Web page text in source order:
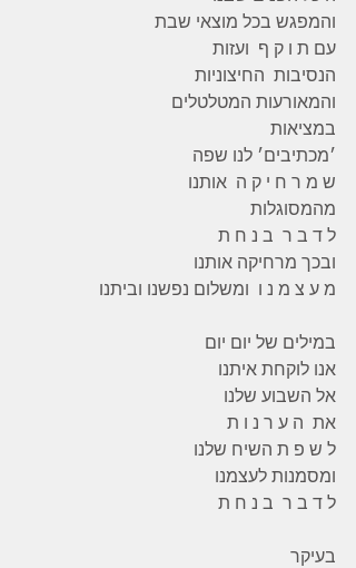
והמפגש בכל מוצאי שבת
עם ת ו ק ף  ועזות
הנסיבות  החיצוניות
והמאורעות המטלטלים
במציאות
׳מכתיבים׳ לנו שפה
ש מ ר ח י ק ה  אותנו
מהמסוגלות
ל ד ב ר  ב נ ח ת
ובכך מרחיקה אותנו
מ ע צ מ נ ו  ומשלום נפשנו וביתנו
במילים של יום יום
אנו לוקחת איתנו
אל השבוע שלנו
את  ה ע ר נ ו ת
ל ש פ ת השיח שלנו
ומסמנות לעצמנו
ל ד ב ר  ב נ ח ת
בעיקר